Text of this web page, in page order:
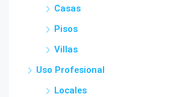
Casas
Pisos
Villas
Uso Profesional
Locales